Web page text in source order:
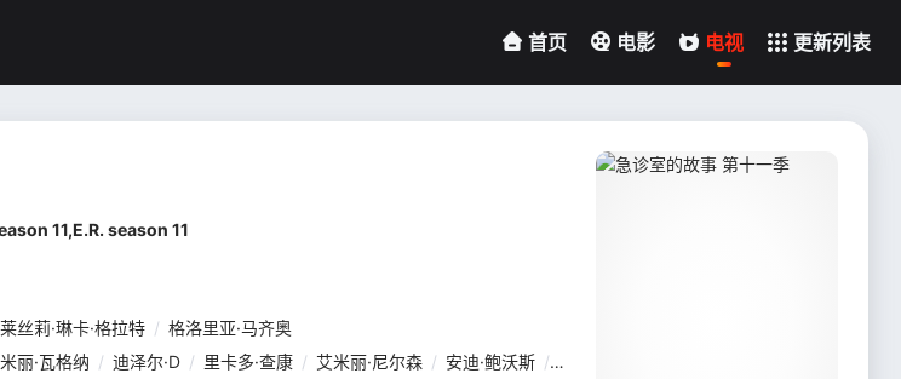
首页 电影 电视 更新列表
11,E.R. season 11
莱丝莉·琳卡·格拉特 / 格洛里亚·马齐奥
丽·瓦格纳 / 迪泽尔·D / 里卡多·查康 / 艾米丽·尼尔森 / 安迪·鲍沃斯 / 戴德丽·亨利